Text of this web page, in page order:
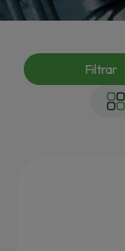
Filtrar